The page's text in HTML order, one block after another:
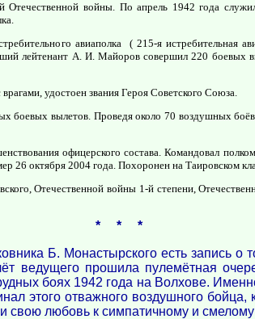
войны. По апрель 1942 года
авиаполка ( 215-я истребительная
лейтенант А. И. Майоров совершил 220 боевых
удостоен звания Героя Советского Союза.
вылетов. Проведя около 70 воздушных
офицерского состава. Командовал
26 октября 2004 года. Похоронен на Таировском
Отечественной войны 1-й степени,
* * *
Б. Монастырского есть запись о
ведущего прошила пулемётная
боях 1942 года на Волхове.
этого отважного воздушного
свою любовь к симпатичному и